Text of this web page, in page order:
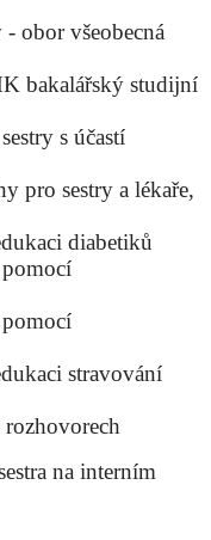
obor všeobecná
bakalářský studijní
s účastí
pro sestry a lékaře,
diabetiků
stravování
na interním